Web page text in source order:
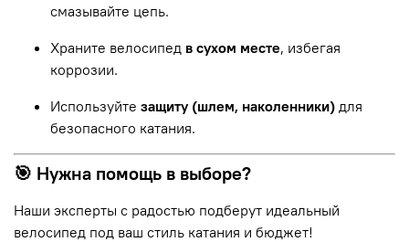
смазывайте цепь.
Храните велосипед в сухом месте, избегая
коррозии.
Используйте защиту (шлем, наколенники) для
безопасного катания.
🎯 Нужна помощь в выборе?
Наши эксперты с радостью подберут идеальный
велосипед под ваш стиль катания и бюджет!